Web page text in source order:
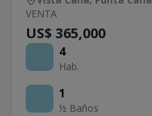
VENTA
US$ 365,000
4
Hab.
1
½ Baños